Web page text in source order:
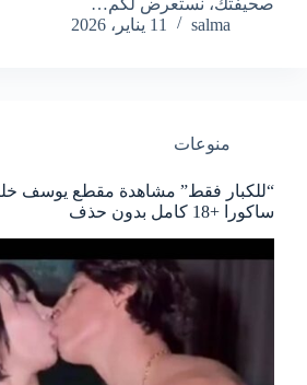
صحيفتك، نستعرض لكم…
salma
11 يناير، 2026
منوعات
“للكبار فقط” مشاهدة مقطع يوسف
ساكورا +18 كامل بدون حذف